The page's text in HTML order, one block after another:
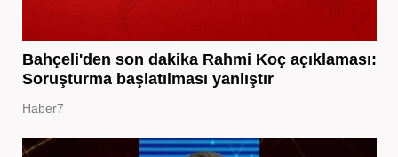
Bahçeli'den son dakika Rahmi Koç açıklaması:
Soruşturma başlatılması yanlıştır
Haber7